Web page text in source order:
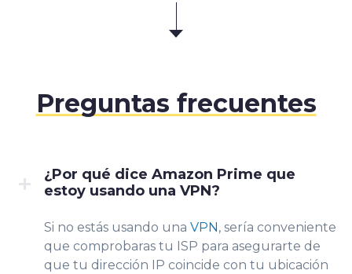
Preguntas frecuentes
¿Por qué dice Amazon Prime que
estoy usando una VPN?
Si no estás usando una VPN , sería conveniente
que comprobaras tu ISP para asegurarte de
que tu dirección IP coincide con tu ubicación